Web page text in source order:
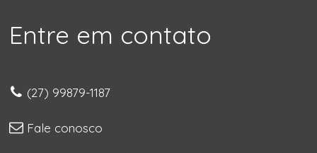
Entre em contato
(27) 99879-1187
Fale conosco